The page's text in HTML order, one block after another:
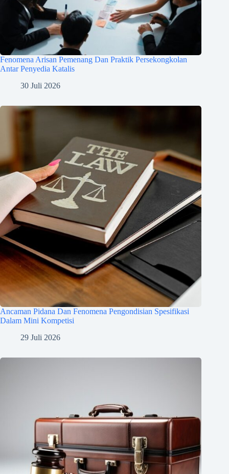
Fenomena Arisan Pemenang Dan Praktik Persekongkolan
Antar Penyedia Katalis
30 Juli 2026
Ancaman Pidana Dan Fenomena Pengondisian Spesifikasi
Dalam Mini Kompetisi
29 Juli 2026